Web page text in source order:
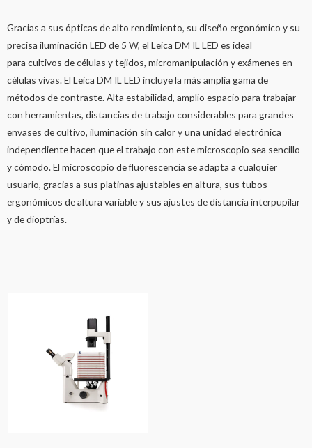
Gracias a sus ópticas de alto rendimiento, su diseño ergonómico y su
precisa iluminación LED de 5 W, el Leica DM IL LED es ideal
para cultivos de células y tejidos, micromanipulación y exámenes en
células vivas. El Leica DM IL LED incluye la más amplia gama de
métodos de contraste. Alta estabilidad, amplio espacio para trabajar
con herramientas, distancias de trabajo considerables para grandes
envases de cultivo, iluminación sin calor y una unidad electrónica
independiente hacen que el trabajo con este microscopio sea sencillo
y cómodo. El microscopio de fluorescencia se adapta a cualquier
usuario, gracias a sus platinas ajustables en altura, sus tubos
ergonómicos de altura variable y sus ajustes de distancia interpupilar
y de dioptrías.